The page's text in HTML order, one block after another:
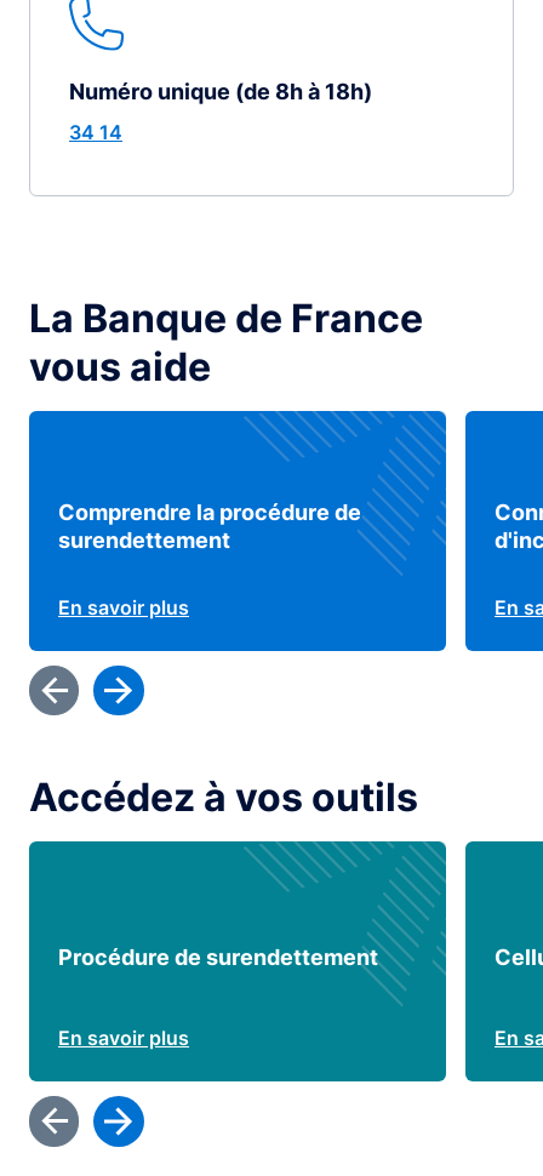
Numéro unique (de 8h à 18h)
34 14
La Banque de France
vous aide
Comprendre la procédure de
surendettement
En savoir plus En
Accédez à vos outils
Procédure de surendettement
En savoir plus En